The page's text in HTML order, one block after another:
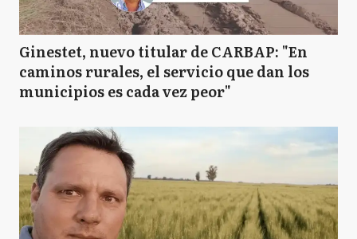
Ginestet, nuevo titular de CARBAP: "En
caminos rurales, el servicio que dan los
municipios es cada vez peor"